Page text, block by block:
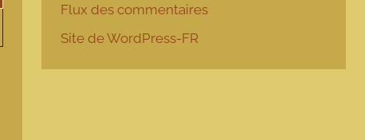
Flux des commentaires
Site de WordPress-FR